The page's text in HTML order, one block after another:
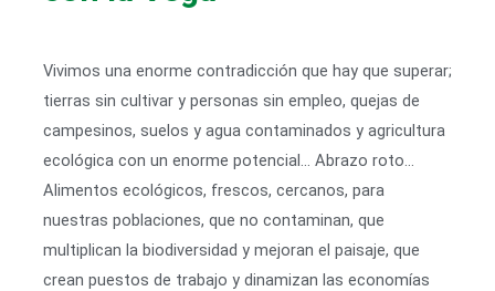
Vivimos una enorme contradicción que hay que superar;
tierras sin cultivar y personas sin empleo, quejas de
campesinos, suelos y agua contaminados y agricultura
ecológica con un enorme potencial… Abrazo roto…
Alimentos ecológicos, frescos, cercanos, para
nuestras poblaciones, que no contaminan, que
multiplican la biodiversidad y mejoran el paisaje, que
crean puestos de trabajo y dinamizan las economías